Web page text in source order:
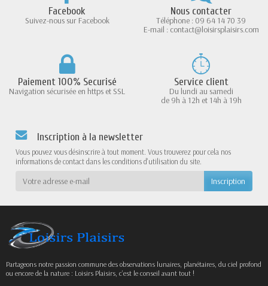
Facebook
Suivez-nous sur Facebook
Nous contacter
Téléphone : 09 64 14 70 39
E-mail : contact@loisirsplaisirs.com
Paiement 100% Securisé
Navigation sécurisée en https et SSL
Service client
Du lundi au samedi
de 9h à 12h et 14h à 19h
Inscription à la newsletter
Vous pouvez vous désinscrire à tout moment. Vous trouverez pour cela nos
informations de contact dans les conditions d'utilisation du site.
Partageons notre passion commune des observations lunaires, planétaires, du ciel profond
ou encore de la nature : Loisirs Plaisirs, c’est le conseil avant tout !